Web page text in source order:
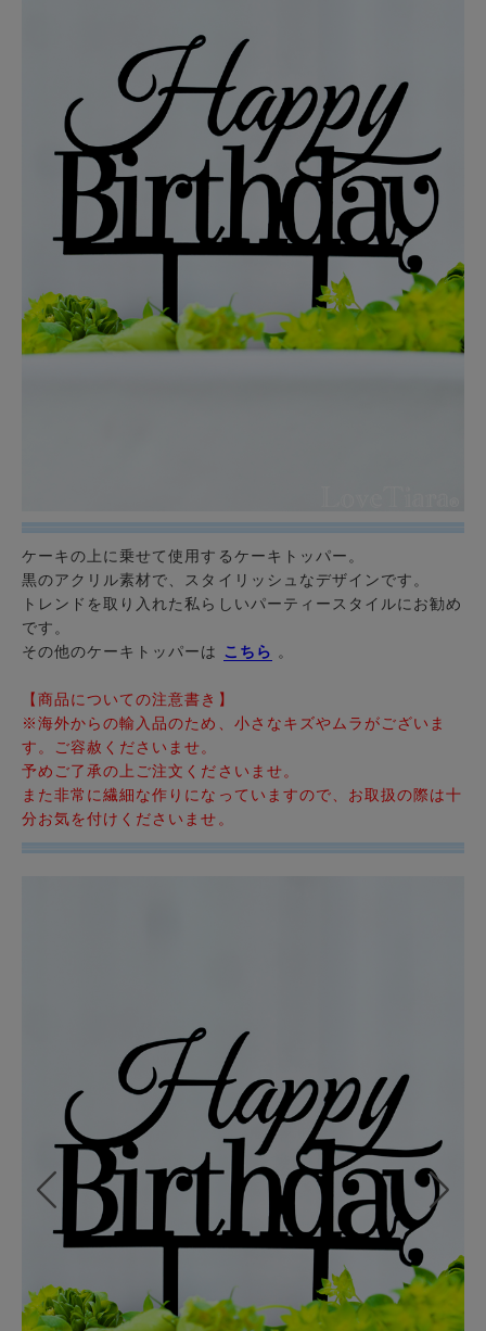
ケーキの上に乗せて使用するケーキトッパー。
黒のアクリル素材で、スタイリッシュなデザインです。
トレンドを取り入れた私らしいパーティースタイルにお勧め
です。
その他のケーキトッパーは こちら 。
【商品についての注意書き】
※海外からの輸入品のため、小さなキズやムラがございま
す。ご容赦くださいませ。
予めご了承の上ご注文くださいませ。
また非常に繊細な作りになっていますので、お取扱の際は十
分お気を付けくださいませ。